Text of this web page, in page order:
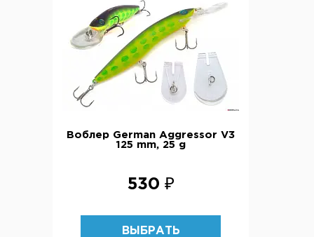
Воблер German Aggressor V3
125 mm, 25 g
530 ₽
ВЫБРАТЬ